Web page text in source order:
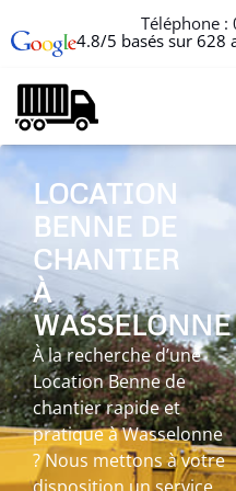
Téléphone :
4.8/5 basés sur 628
LOCATION
BENNE DE
CHANTIER
À
WASSELONNE
À la recherche d’une
Location Benne de
chantier rapide et
pratique à Wasselonne
? Nous mettons à votre